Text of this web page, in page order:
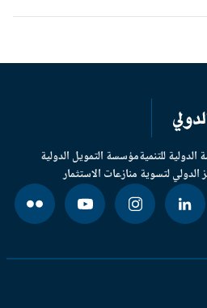
للتنميةمؤسسة التمويل الدولية
لتسوية منازعات الاستثمار